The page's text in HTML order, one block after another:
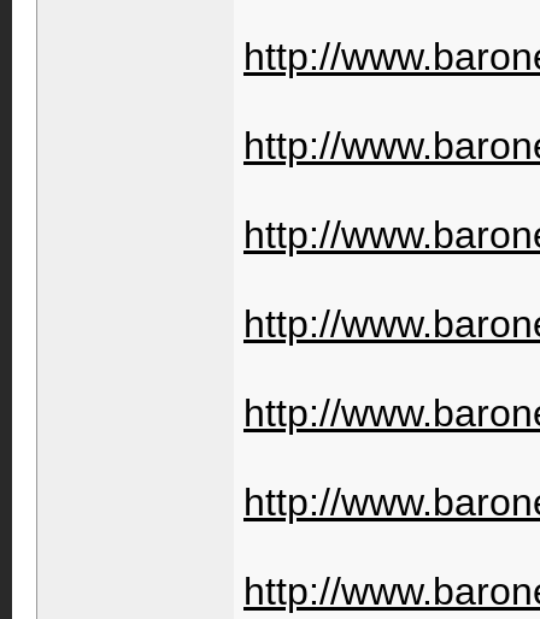
http://
http://
http://
http://
http://
http://
http://